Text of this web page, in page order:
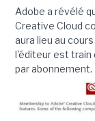
Adobe a révélé
Creative Cloud
aura lieu au
l'éditeur est train
par abonnement.